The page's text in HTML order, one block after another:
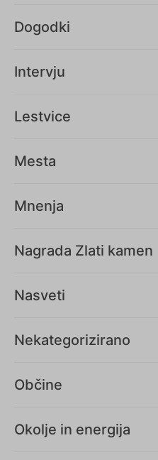
Dogodki
Intervju
Lestvice
Mesta
Mnenja
Nagrada Zlati kamen
Nasveti
Nekategorizirano
Občine
Okolje in energija